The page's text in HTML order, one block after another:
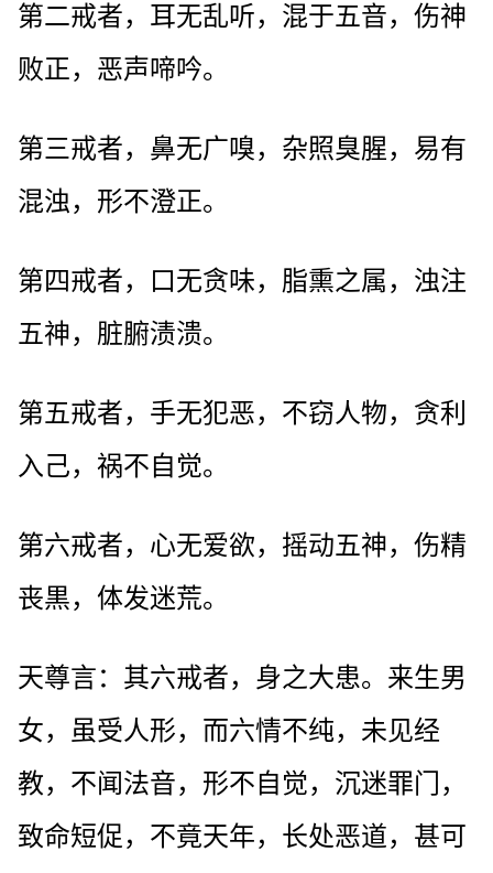
第二戒者，耳无乱听，混于五音，伤神
败正，恶声啼吟。
第三戒者，鼻无广嗅，杂照臭腥，易有
混浊，形不澄正。
第四戒者，口无贪味，脂熏之属，浊注
五神，脏腑渍溃。
第五戒者，手无犯恶，不窃人物，贪利
入己，祸不自觉。
第六戒者，心无爱欲，摇动五神，伤精
丧黒，体发迷荒。
天尊言：其六戒者，身之大患。来生男
女，虽受人形，而六情不纯，未见经
教，不闻法音，形不自觉，沉迷罪门，
致命短促，不竟天年，长处恶道，甚可